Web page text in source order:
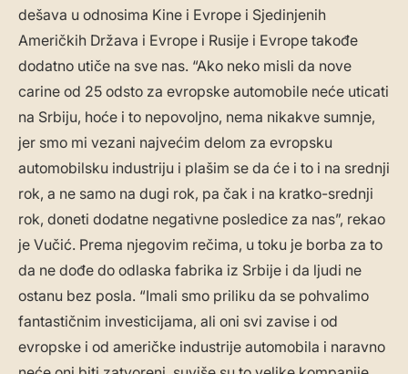
dešava u odnosima Kine i Evrope i Sjedinjenih
Američkih Država i Evrope i Rusije i Evrope takođe
dodatno utiče na sve nas. “Ako neko misli da nove
carine od 25 odsto za evropske automobile neće uticati
na Srbiju, hoće i to nepovoljno, nema nikakve sumnje,
jer smo mi vezani najvećim delom za evropsku
automobilsku industriju i plašim se da će i to i na srednji
rok, a ne samo na dugi rok, pa čak i na kratko-srednji
rok, doneti dodatne negativne posledice za nas”, rekao
je Vučić. Prema njegovim rečima, u toku je borba za to
da ne dođe do odlaska fabrika iz Srbije i da ljudi ne
ostanu bez posla. “Imali smo priliku da se pohvalimo
fantastičnim investicijama, ali oni svi zavise i od
evropske i od američke industrije automobila i naravno